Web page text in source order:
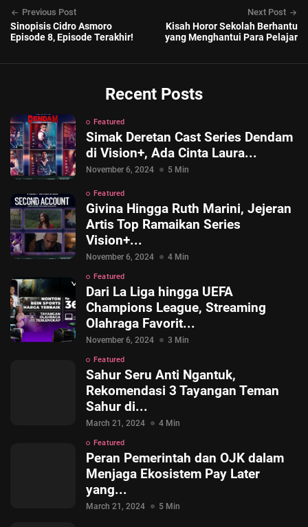
Previous Post
Sinopisis Cidro Asmoro
Episode 8, Episode Terakhir!
Next Post
Kisah Horor Sekolah Berhantu
yang Menghantui Para Pelajar
Recent Posts
Featured
Simak Deretan Cast Series Dendam
di Vision+, Ada Cinta Laura...
November 6, 2024 5 Min
Featured
Givina Hingga Ruth Marini, Jejeran
Artis Top Ramaikan Series
Vision+...
November 6, 2024 4 Min
Featured
Dari La Liga hingga UEFA
Champions League, Streaming
Olahraga Favorit...
November 6, 2024 3 Min
Featured
Sahur Seru Anti Ngantuk,
Rekomendasi 3 Tayangan Teman
Sahur di...
March 21, 2024 4 Min
Featured
Peran Pemerintah dan OJK dalam
Menjaga Ekosistem Pay Later
yang...
March 21, 2024 5 Min